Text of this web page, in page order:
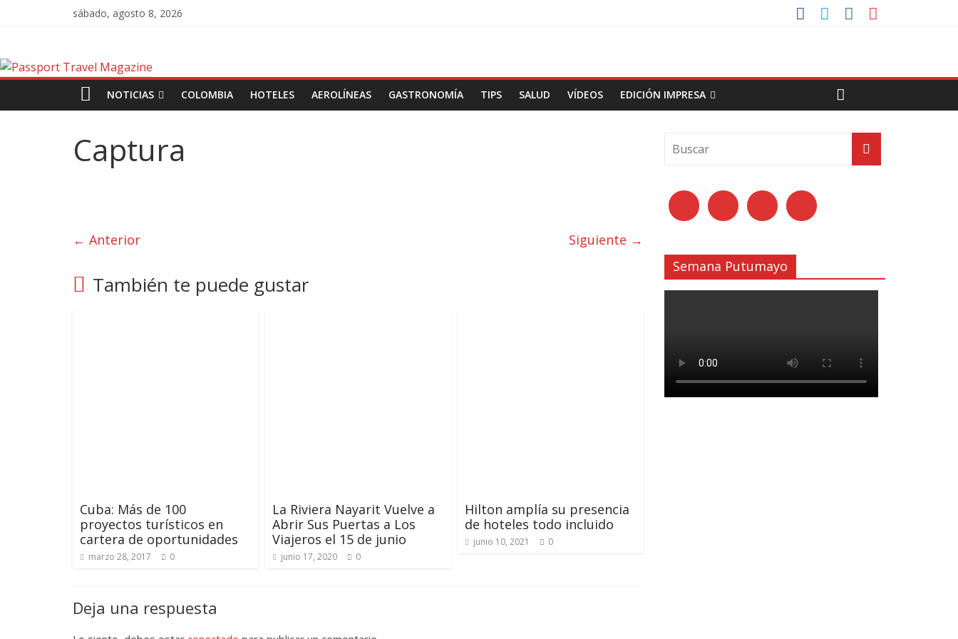
sábado, agosto 8, 2026
NOTICIAS COLOMBIA HOTELES AEROLÍNEAS GASTRONOMÍA TIPS SALUD VÍDEOS EDICIÓN IMPRESA
Captura
← Anterior Siguiente →
También te puede gustar
Cuba: Más de 100
proyectos turísticos en
cartera de oportunidades
marzo 28, 2017 0
La Riviera Nayarit Vuelve a
Abrir Sus Puertas a Los
Viajeros el 15 de junio
junio 17, 2020 0
Hilton amplía su presencia
de hoteles todo incluido
junio 10, 2021 0
Deja una respuesta
Semana Putumayo